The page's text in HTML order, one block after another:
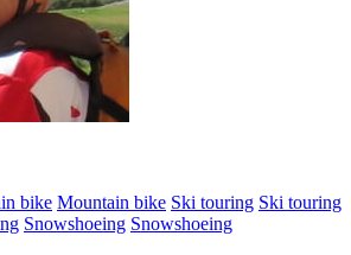
bike Mountain bike Ski touring Ski touring
Snowshoeing Snowshoeing